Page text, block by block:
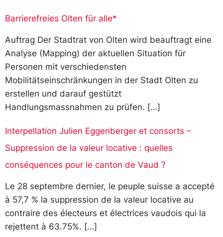
Barrierefreies Olten für alle*
Auftrag Der Stadtrat von Olten wird beauftragt eine
Analyse (Mapping) der aktuellen Situation für
Personen mit verschiedensten
Mobilitätseinschränkungen in der Stadt Olten zu
erstellen und darauf gestützt
Handlungsmassnahmen zu prüfen. […]
Interpellation Julien Eggenberger et consorts –
Suppression de la valeur locative : quelles
conséquences pour le canton de Vaud ?
Le 28 septembre dernier, le peuple suisse a accepté
à 57,7 % la suppression de la valeur locative au
contraire des électeurs et électrices vaudois qui la
rejettent à 63.75%. […]